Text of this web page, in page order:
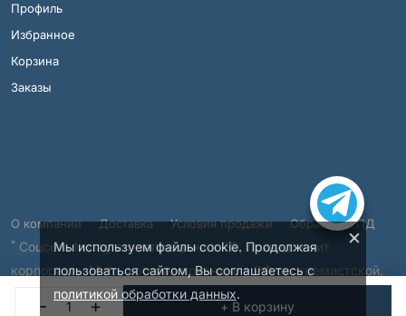
- + + В корзину
Профиль
Избранное
Корзина
Заказы
О компании Доставка Условия продажи Обработка ПД
* Соцсеть Instagram запрещена в РФ, принадлежит
корпорации Meta, которая признана в РФ экстремистской.
© 2001 – 2026, ВСЯМЕБЕЛЬ.SHOP.
Мы используем файлы cookie. Продолжая
пользоваться сайтом, Вы соглашаетесь с
политикой обработки данных.
×